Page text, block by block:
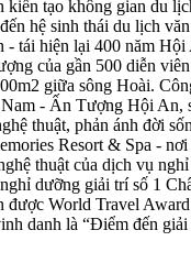
tạo không gian du
hệ sinh thái du lịch
tái hiện lại 400 năm Hội
của gần 500 diễn
giữa sông Hoài.
- Ấn Tượng Hội An,
thuật, phản ánh đời
Resort & Spa -
thuật của dịch vụ
dưỡng giải trí số 1
World Travel Award
danh là “Điểm đến giải